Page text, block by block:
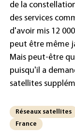
de la
des services
d'avoir mis 12
peut être même
Mais peut-être
puisqu'il a
satellites
Réseaux satellites
France